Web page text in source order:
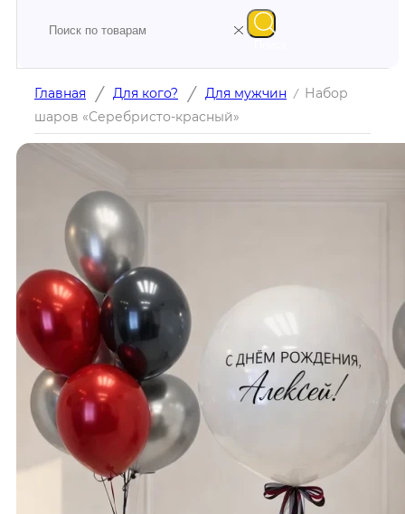
Главная / Для кого? / Для мужчин / Набор
шаров «Серебристо-красный»